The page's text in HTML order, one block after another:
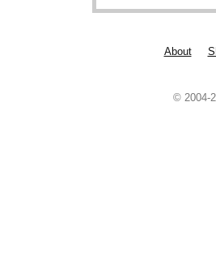
About
© 2004-